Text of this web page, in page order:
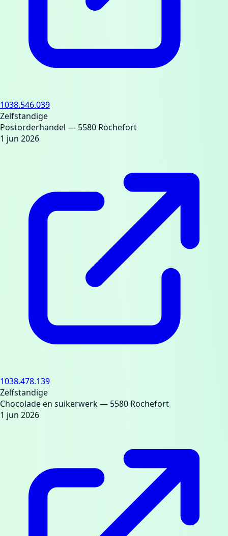
1038.546.039
Zelfstandige
Postorderhandel — 5580 Rochefort
1 jun 2026
1038.478.139
Zelfstandige
Chocolade en suikerwerk— 5580 Rochefort
1 jun 2026